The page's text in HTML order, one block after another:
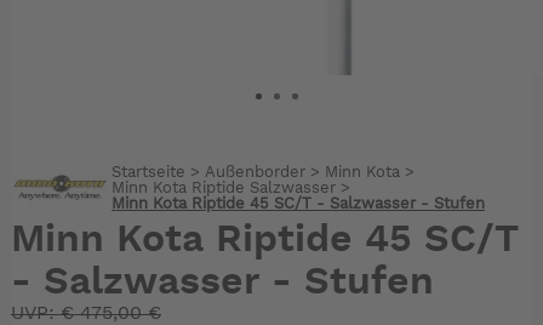
Startseite >Außenborder > Minn Kota >
Minn Kota Riptide Salzwasser >
Minn Kota Riptide 45 SC/T - Salzwasser - Stufen
Minn Kota Riptide 45 SC/T
- Salzwasser - Stufen
UVP:€475,00 €